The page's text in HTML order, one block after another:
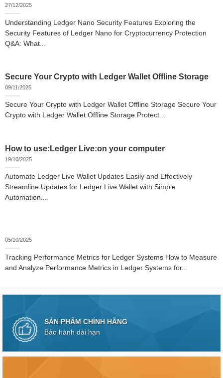
27/12/2025
Understanding Ledger Nano Security Features Exploring the
Security Features of Ledger Nano for Cryptocurrency Protection
Q&A: What...
Secure Your Crypto with Ledger Wallet Offline Storage
09/11/2025
Secure Your Crypto with Ledger Wallet Offline Storage Secure Your
Crypto with Ledger Wallet Offline Storage Protect...
How to use:Ledger Live:on your computer
19/10/2025
Automate Ledger Live Wallet Updates Easily and Effectively
Streamline Updates for Ledger Live Wallet with Simple
Automation...
05/10/2025
Tracking Performance Metrics for Ledger Systems How to Measure
and Analyze Performance Metrics in Ledger Systems for...
SẢN PHẨM CHÍNH HÃNG
Bảo hành dài hạn